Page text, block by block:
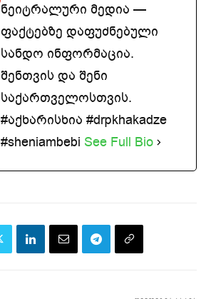
ნეიტრალური მედია —
ფაქტებზე დაფუძნებული
სანდო ინფორმაცია.
შენთვის და შენი
საქართველოსთვის.
#აქხარისხია #drpkhakadze
#sheniambebi See Full Bio